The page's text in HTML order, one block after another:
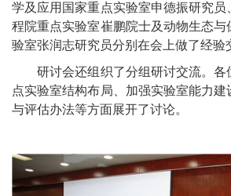
学及应用国家重点实验室申德振研究员
程院重点实验室崔鹏院士及动物生态
验室张润志研究员分别在会上做了经验
研讨会还组织了分组研讨交流。
点实验室结构布局、加强实验室能力
与评估办法等方面展开了讨论。